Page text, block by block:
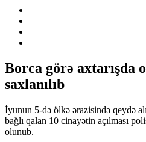
Borca görə axtarışda
saxlanılıb
İyunun 5-də ölkə ərazisində qeydə
bağlı qalan 10 cinayətin açılması
olunub.